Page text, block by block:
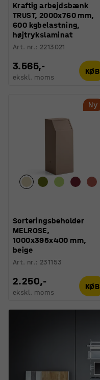
Kraftig arbejdsbænk
TRUST, 2000x760 mm,
600 kgbelastning,
højtrykslaminat
Art. nr.: 2213021
3.565,-
ekskl. moms
KØB
Ny
Sorteringsbeholder
MELROSE,
1000x395x400 mm,
beige
Art. nr.: 231153
2.250,-
ekskl. moms
KØB